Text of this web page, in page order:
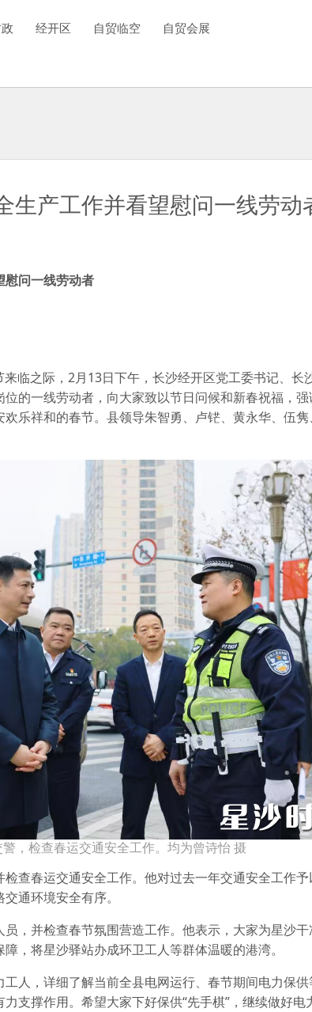
经开区 自贸临空 自贸会展
生产工作并看望慰问一线劳动
慰问一线劳动者
临之际，2月13日下午，长沙经开区党工委书记、长
的一线劳动者，向大家致以节日问候和新春祝福，
乐祥和的春节。县领导朱智勇、卢铓、黄永华、伍
，检查春运交通安全工作。均为曾诗怡 摄
查春运交通安全工作。他对过去一年交通安全工作
通环境安全有序。
，并检查春节氛围营造工作。他表示，大家为星沙
，将星沙驿站办成环卫工人等群体温暖的港湾。
人，详细了解当前全县电网运行、春节期间电力保供
支撑作用。希望大家下好保供“先手棋”，继续做好电